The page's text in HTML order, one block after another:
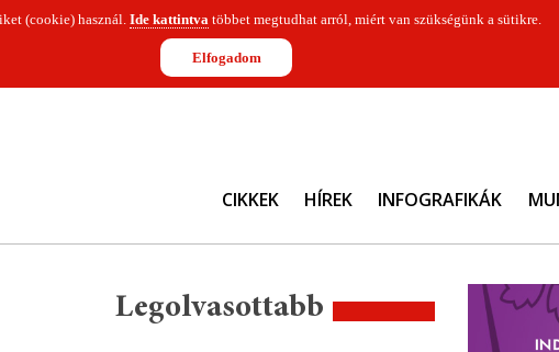
(cookie) használ.Ide kattintvatöbbet megtudhat arról, miért van szükségünk a sütikre.
Elfogadom
CIKKEK HÍREK INFOGRAFIKÁK
Legolvasottabb